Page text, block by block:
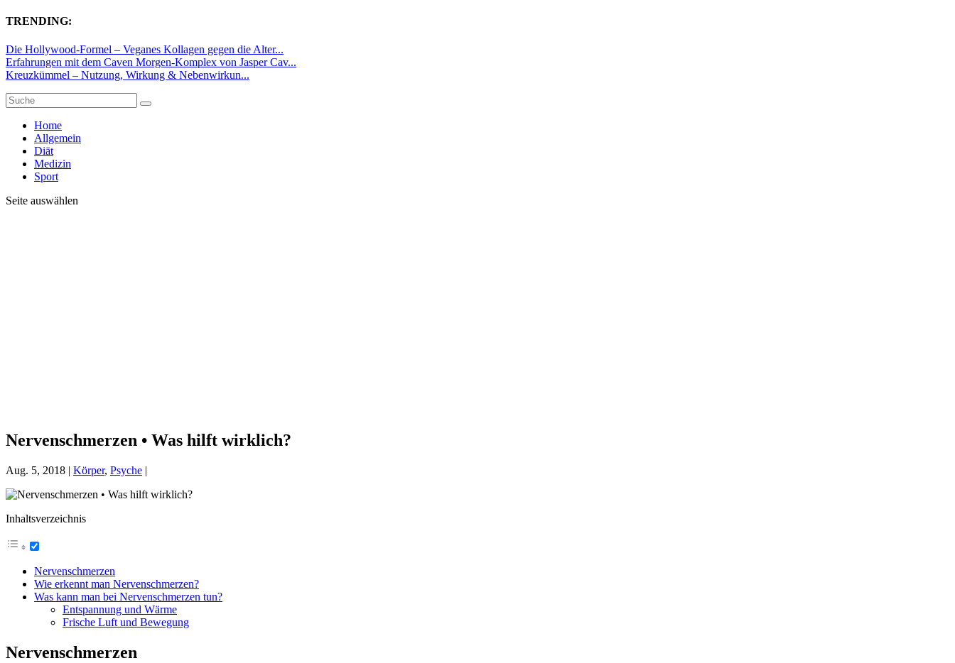
TRENDING:
Die Hollywood-Formel – Veganes Kollagen gegen die Alter...
Erfahrungen mit dem Caven Morgen-Komplex von Jasper Cav...
Kreuzkümmel – Nutzung, Wirkung & Nebenwirkun...
Home
Allgemein
Diät
Medizin
Sport
Seite auswählen
Nervenschmerzen • Was hilft wirklich?
Aug. 5, 2018 | Körper, Psyche |
Inhaltsverzeichnis
Nervenschmerzen
Wie erkennt man Nervenschmerzen?
Was kann man bei Nervenschmerzen tun?
Entspannung und Wärme
Frische Luft und Bewegung
Nervenschmerzen